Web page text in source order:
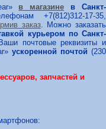
в магазине в Санкт-
+7(812)312-17-35,
заказ. Можно заказать
курьером по Санкт-
почтовые реквизиты и
ускоренной почтой (230
запчастей и